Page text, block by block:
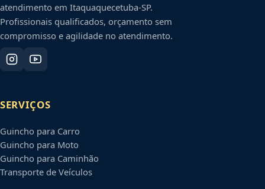
atendimento em Itaquaquecetuba-SP.
Profissionais qualificados, orçamento sem
compromisso e agilidade no atendimento.
SERVIÇOS
Guincho para Carro
Guincho para Moto
Guincho para Caminhão
Transporte de Veículos